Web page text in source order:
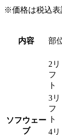
※価格は税込表
内容 部
ソフウェー
ブ
2リ
フ
ト
3リ
フ
ト
4リ